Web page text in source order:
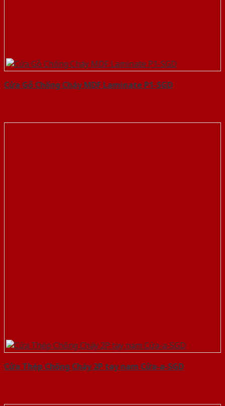
Cửa Gỗ Chống Cháy MDF Laminate P1-SGD
Cửa Thép Chống Cháy 2P tay nam Cửa-a-SGD